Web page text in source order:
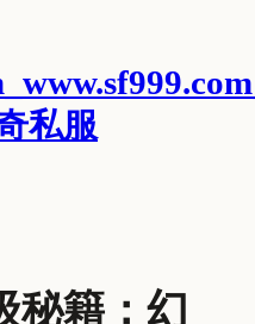
私服
秘籍：幻